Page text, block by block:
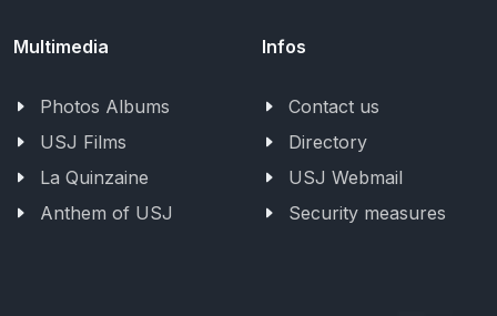
Multimedia
Photos Albums
USJ Films
La Quinzaine
Anthem of USJ
Infos
Contact us
Directory
USJ Webmail
Security measures